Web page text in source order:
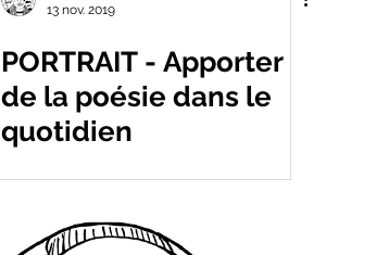
13 nov. 2019
PORTRAIT - Apporter
de la poésie dans le
quotidien